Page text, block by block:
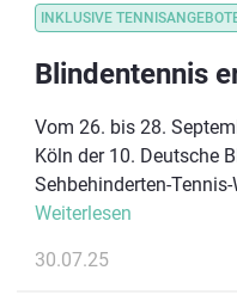
VEREINSVORTEILE
INKLUSIVE
Vom 26. bis 28.
Köln der 10. Deutsche
Sehbehinderten-
Weiterlesen
30.07.25